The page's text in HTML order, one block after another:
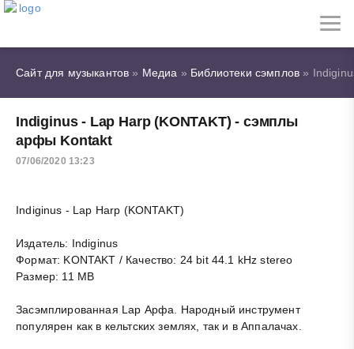
Сайт для музыкантов » Медиа » Библиотеки сэмплов »
Indiginus - Lap Harp (KONTAKT) - сэмплы
арфы Kontakt
07/06/2020 13:23
Indiginus - Lap Harp (KONTAKT)
Издатель: Indiginus
Формат: KONTAKT / Качество: 24 bit 44.1 kHz stereo
Размер: 11 MB
Засэмплированная Lap Арфа. Народный инструмент
популярен как в кельтских землях, так и в Аппалачах.